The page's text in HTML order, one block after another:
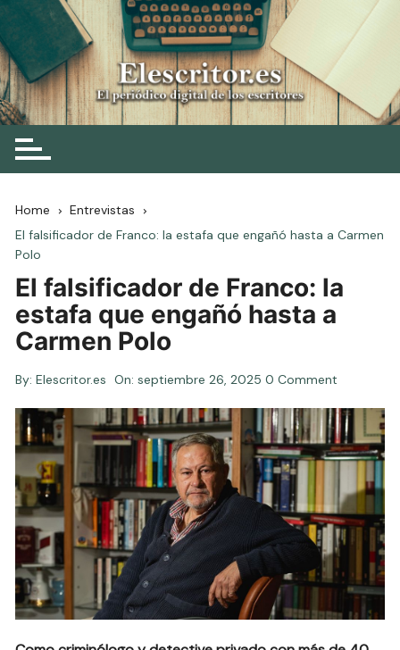
Skip
to
content
Elescritor.es
El periódico digital de los escritores
Home
Entrevistas
El falsificador de Franco: la estafa que engañó hasta a Carmen
Polo
El falsificador de Franco: la
estafa que engañó hasta a
Carmen Polo
By: Elescritor.es On:septiembre 26, 2025 0 Comment